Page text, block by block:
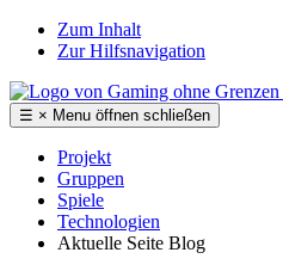
Zum Inhalt
Zur Hilfsnavigation
☰ × Menu öffnen schließen
Projekt
Gruppen
Spiele
Technologien
Aktuelle Seite Blog